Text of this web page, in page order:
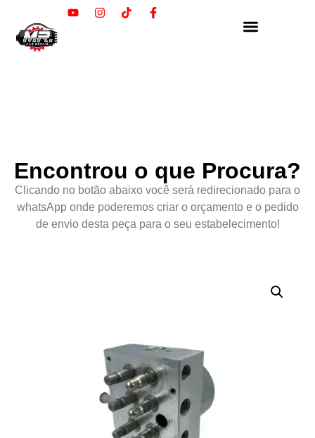
Encontrou o que Procura?
Clicando no botão abaixo você será redirecionado para o
whatsApp onde poderemos criar o orçamento e o pedido
de envio desta peça para o seu estabelecimento!